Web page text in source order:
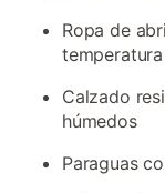
Ropa de
temperatura
Calzado
húmedos
Paraguas